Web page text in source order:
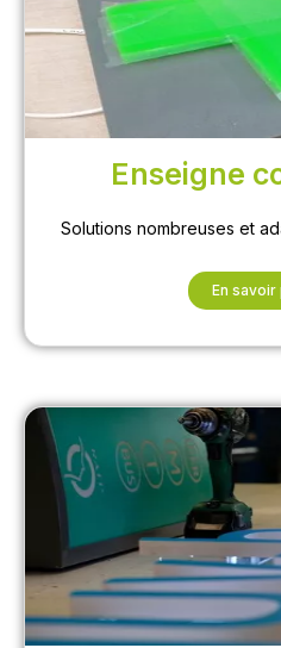
Enseigne
Solutions nombreuses et
En savoir